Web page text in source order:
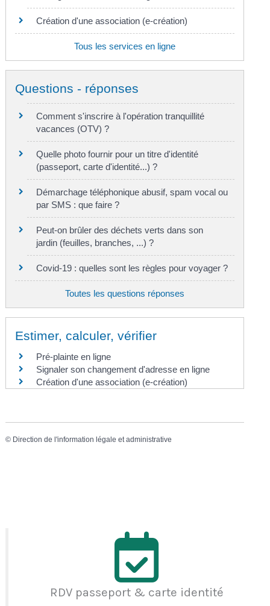
Création d'une association (e-création)
Tous les services en ligne
Questions - réponses
Comment s'inscrire à l'opération tranquillité
vacances (OTV) ?
Quelle photo fournir pour un titre d'identité
(passeport, carte d'identité...) ?
Démarchage téléphonique abusif, spam vocal ou
par SMS : que faire ?
Peut-on brûler des déchets verts dans son
jardin (feuilles, branches, ...) ?
Covid-19 : quelles sont les règles pour voyager ?
Toutes les questions réponses
Estimer, calculer, vérifier
Pré-plainte en ligne
Signaler son changement d'adresse en ligne
Création d'une association (e-création)
© Direction de l'information légale et administrative
RDV passeport & carte identité